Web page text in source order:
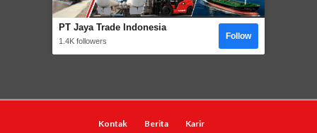
PT Jaya Trade Indonesia
1.4K followers Follow
Kontak Berita Karir